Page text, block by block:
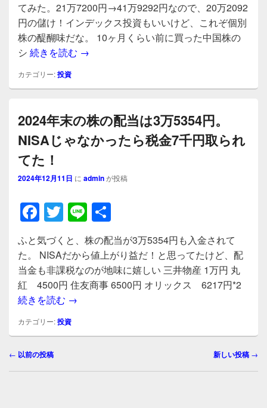
e
b
o
o
k
er
てみた。21万7200円→41万9292円なので、20万2092
円の儲け！インデックス投資もいいけど、これぞ個別
株の醍醐味だな。 10ヶ月くらい前に買った中国株の
シ 続きを読む 10ヶ月前にNISAで買った中国株シャオミ
→
カテゴリー:投資
2024年末の株の配当は3万5354円。
NISAじゃなかったら税金7千円取られ
てた！
2024年12月11日 に adminが投稿
F
a
c
e
b
o
o
k
T
wi
tt
er
Li
n
e
有
ふと気づくと、株の配当が3万5354円も入金されて
た。 NISAだから値上がり益だ！と思ってたけど、配
当金も非課税なのが地味に嬉しい 三井物産 1万円 丸
紅 4500円 住友商事 6500円 オリックス 6217円*2
続きを読む 2024年末の株の配当は3万5354円。NISAじ
→
カテゴリー:投資
投← 以前の投稿 新しい投稿 →